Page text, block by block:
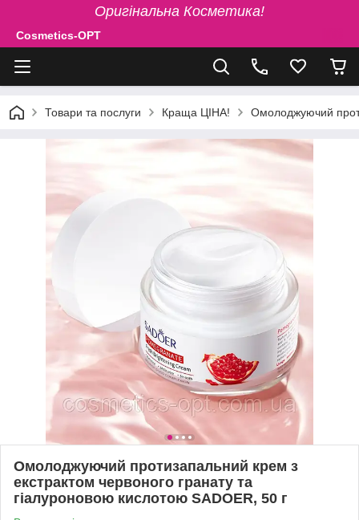
Оригінальна Косметика!
Cosmetics-OPT
Товари та послуги Краща ЦІНА! Омолоджуючий
Омолоджуючий протизапальний крем з
екстрактом червоного гранату та
гіалуроновою кислотою SADOER, 50 г